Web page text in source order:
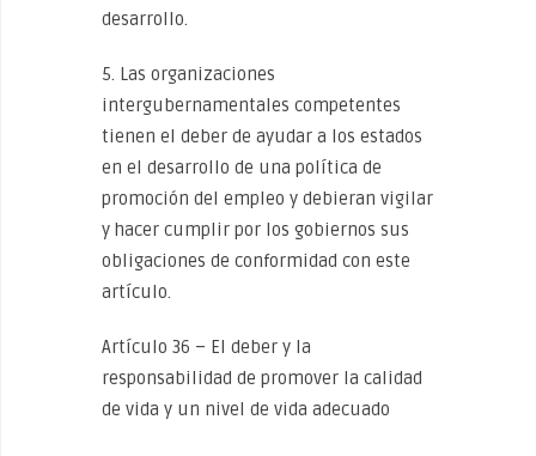
desarrollo.
5. Las organizaciones
intergubernamentales competentes
tienen el deber de ayudar a los estados
en el desarrollo de una política de
promoción del empleo y debieran vigilar
y hacer cumplir por los gobiernos sus
obligaciones de conformidad con este
artículo.
Artículo 36 – El deber y la
responsabilidad de promover la calidad
de vida y un nivel de vida adecuado